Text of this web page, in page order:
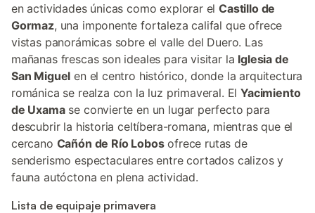
en actividades únicas como explorar elCastillo de
Gormaz, una imponente fortaleza califal que ofrece
vistas panorámicas sobre el valle del Duero. Las
mañanas frescas son ideales para visitar la Iglesia de
San Miguel en el centro histórico, donde la arquitectura
románica se realza con la luz primaveral. ElYacimiento
de Uxamase convierte en un lugar perfecto para
descubrir la historia celtíbera-romana, mientras que el
cercano Cañón de Río Lobosofrece rutas de
senderismo espectaculares entre cortados calizos y
fauna autóctona en plena actividad.
Lista de equipaje primavera